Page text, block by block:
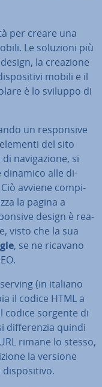
per creare una
Le soluzioni più
la creazione
mobili e il
è lo sviluppo di
un re­spon­si­ve
del sito
na­vi­ga­zio­ne, si
dinamico alle di­
avviene com­pi­
la pagina a
design è rea­
visto che la sua
, se ne ricavano
(in italiano
il codice HTML a
codice sorgente di
dif­fe­ren­zia quindi
rimane lo stesso,
la versione
di­spo­si­ti­vo.